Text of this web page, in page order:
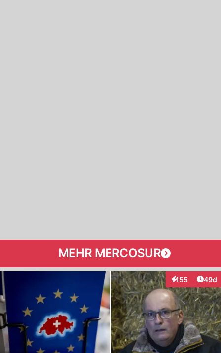
MEHR MERCOSUR
155
Interaktionen
49d